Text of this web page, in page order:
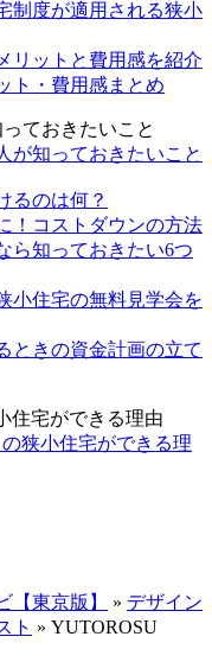
制度が適用される狭小
リットと費用感を紹介
ト・費用感まとめ
ておきたいこと
が知っておきたいこと
るのは何？
！コストダウンの方法
ら知っておきたい6つ
小住宅の無料見学会を
ときの資金計画の立て
住宅ができる理由
の狭小住宅ができる理
【東京版】 » デザイン
ト » YUTOROSU